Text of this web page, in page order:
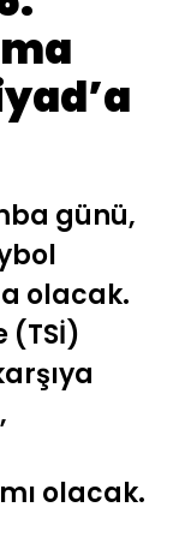
günü,
olacak.
(TSİ)
olacak.